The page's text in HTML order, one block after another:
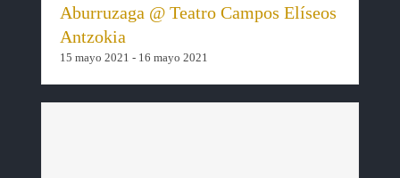
Aburruzaga @ Teatro Campos Elíseos
Antzokia
15 mayo 2021 - 16 mayo 2021